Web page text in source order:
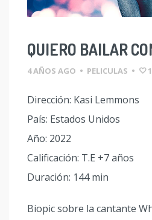
QUIERO BAILAR
4 AÑOS AGO • PELICULAS •
Dirección: Kasi Lemmons
País: Estados Unidos
Año: 2022
Calificación: T.E +7 años
Duración: 144 min
Biopic sobre la cantante